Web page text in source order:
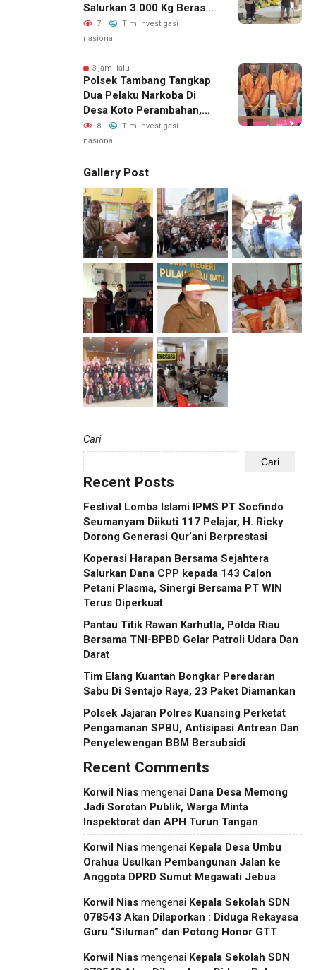
Salurkan 3.000 Kg Beras
SPHP Untuk Masyarakat
7
Tim investigasi
nasional
3 jam lalu
Polsek Tambang Tangkap
Dua Pelaku Narkoba Di
Desa Koto Perambahan,
Sita Puluhan Sabu-Sabu
Siap Edar
8
Tim investigasi
nasional
Gallery Post
Cari
Cari
Recent Posts
Festival Lomba Islami IPMS PT Socfindo
Seumanyam Diikuti 117 Pelajar, H. Ricky
Dorong Generasi Qur’ani Berprestasi
Koperasi Harapan Bersama Sejahtera
Salurkan Dana CPP kepada 143 Calon
Petani Plasma, Sinergi Bersama PT WIN
Terus Diperkuat
Pantau Titik Rawan Karhutla, Polda Riau
Bersama TNI-BPBD Gelar Patroli Udara Dan
Darat
Tim Elang Kuantan Bongkar Peredaran
Sabu Di Sentajo Raya, 23 Paket Diamankan
Polsek Jajaran Polres Kuansing Perketat
Pengamanan SPBU, Antisipasi Antrean Dan
Penyelewengan BBM Bersubsidi
Recent Comments
Korwil Nias mengenai Dana Desa Memong
Jadi Sorotan Publik, Warga Minta
Inspektorat dan APH Turun Tangan
Korwil Nias mengenai Kepala Desa Umbu
Orahua Usulkan Pembangunan Jalan ke
Anggota DPRD Sumut Megawati Jebua
Korwil Nias mengenai Kepala Sekolah SDN
078543 Akan Dilaporkan : Diduga Rekayasa
Guru “Siluman” dan Potong Honor GTT
Korwil Nias mengenai Kepala Sekolah SDN